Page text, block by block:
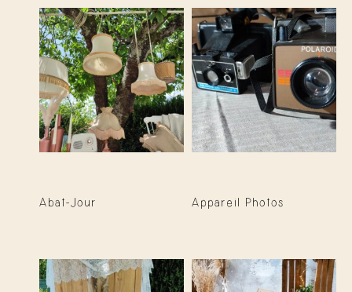
Abat-Jour Appareil Photos